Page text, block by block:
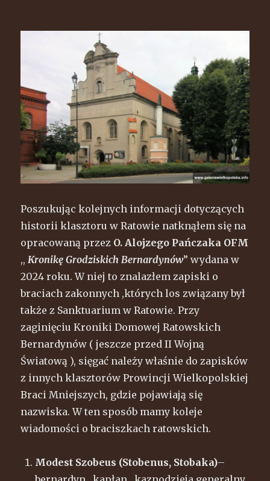
Poszukując kolejnych informacji dotyczących
historii klasztoru w Ratowie natknąłem się na
opracowaną przez O. Alojzego Pańczaka OFM
,, Kronikę Grodziskich Bernardynów” wydana w
2024 roku. W niej to znalazłem zapiski o
braciach zakonnych ,których los związany był
także z Sanktuarium w Ratowie. Przy
zaginięciu Kroniki Domowej Ratowskich
Bernardynów ( jeszcze przed II Wojną
Światową ), sięgać należy właśnie do zapisków
z innych klasztorów Prowincji Wielkopolskiej
Braci Mniejszych, gdzie pojawiają się
nazwiska. W ten sposób mamy koleje
wiadomości o braciszkach ratowskich.
Modest Szobeus (Stobenus, Stobaka)–